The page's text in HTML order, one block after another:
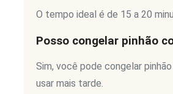
O tempo ideal é de 15 a 20
Posso congelar pinhão
Sim, você pode congelar
usar mais tarde.